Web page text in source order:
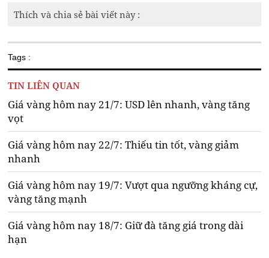
Thích và chia sẻ bài viết này :
Tags :
TIN LIÊN QUAN
Giá vàng hôm nay 21/7: USD lên nhanh, vàng tăng
vọt
Giá vàng hôm nay 22/7: Thiếu tin tốt, vàng giảm
nhanh
Giá vàng hôm nay 19/7: Vượt qua ngưỡng kháng cự,
vàng tăng mạnh
Giá vàng hôm nay 18/7: Giữ đà tăng giá trong dài
hạn